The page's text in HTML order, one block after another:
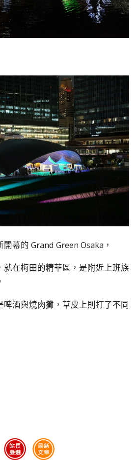
幕的 Grand Green Osaka，
就在梅田的精華區，是附近上班族
啤酒與燒肉攤，草皮上則打了不同